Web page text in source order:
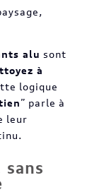
alu sont
à
logique
” parle à
leur